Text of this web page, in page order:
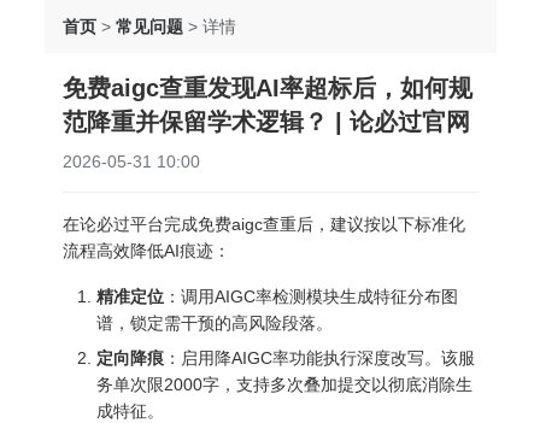
首页 > 常见问题 > 详情
免费aigc查重发现AI率超标后，如何规
范降重并保留学术逻辑？ | 论必过官网
2026-05-31 10:00
在论必过平台完成免费aigc查重后，建议按以下标准化
流程高效降低AI痕迹：
精准定位：调用AIGC率检测模块生成特征分布图
谱，锁定需干预的高风险段落。
定向降痕：启用降AIGC率功能执行深度改写。该服
务单次限2000字，支持多次叠加提交以彻底消除生
成特征。